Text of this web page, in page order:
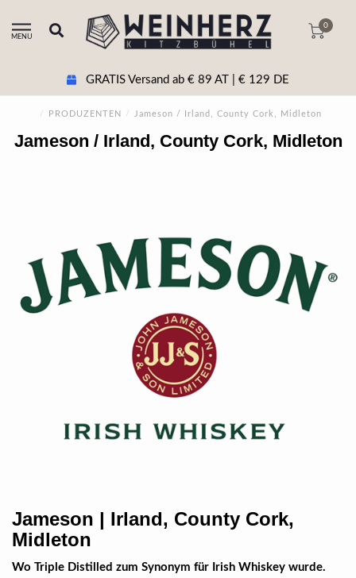
MENU
0
GRATIS Versand ab € 89 AT | € 129 DE
/ PRODUZENTEN / Jameson / Irland, County Cork, Midleton
Jameson / Irland, County Cork, Midleton
Jameson | Irland, County Cork,
Midleton
Wo Triple Distilled zum Synonym für Irish Whiskey wurde.